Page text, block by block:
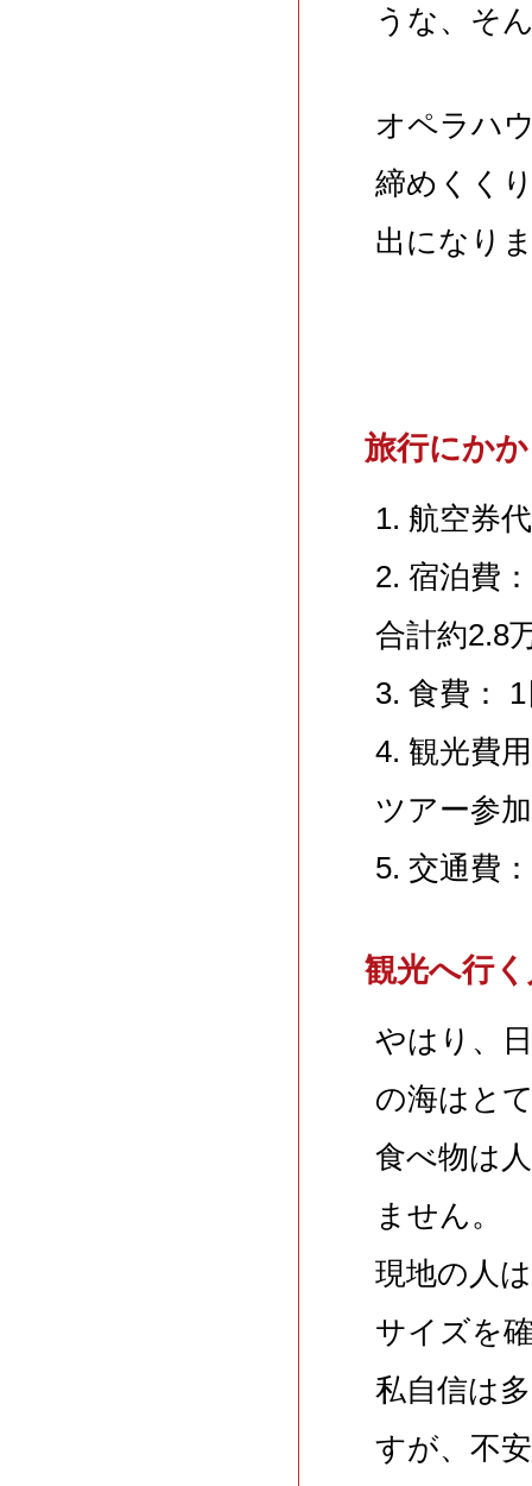
うな、そ
オペラハ
締めくく
出になり
旅行にか
1. 航空券
2. 宿泊費
合計約2.8
3. 食費：
4. 観光費
ツアー参
5. 交通費
観光へ行
やはり、
の海はと
食べ物は
ません。
現地の人
サイズを
私自信は
すが、不